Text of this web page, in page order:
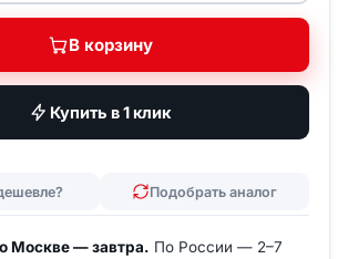
В корзину
Купить в 1 клик
Подобрать аналог
Москве — завтра. По России — 2–7